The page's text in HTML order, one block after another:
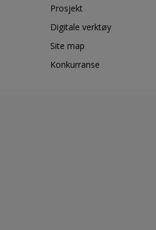
Prosjekt
Digitale verktøy
Site map
Konkurranse